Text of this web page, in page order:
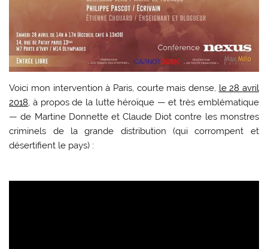
Voici mon intervention à Paris, courte mais dense, le 28 avril
2018, à propos de la lutte héroïque — et très emblématique
— de Martine Donnette et Claude Diot contre les monstres
criminels de la grande distribution (qui corrompent et
désertifient le pays) :